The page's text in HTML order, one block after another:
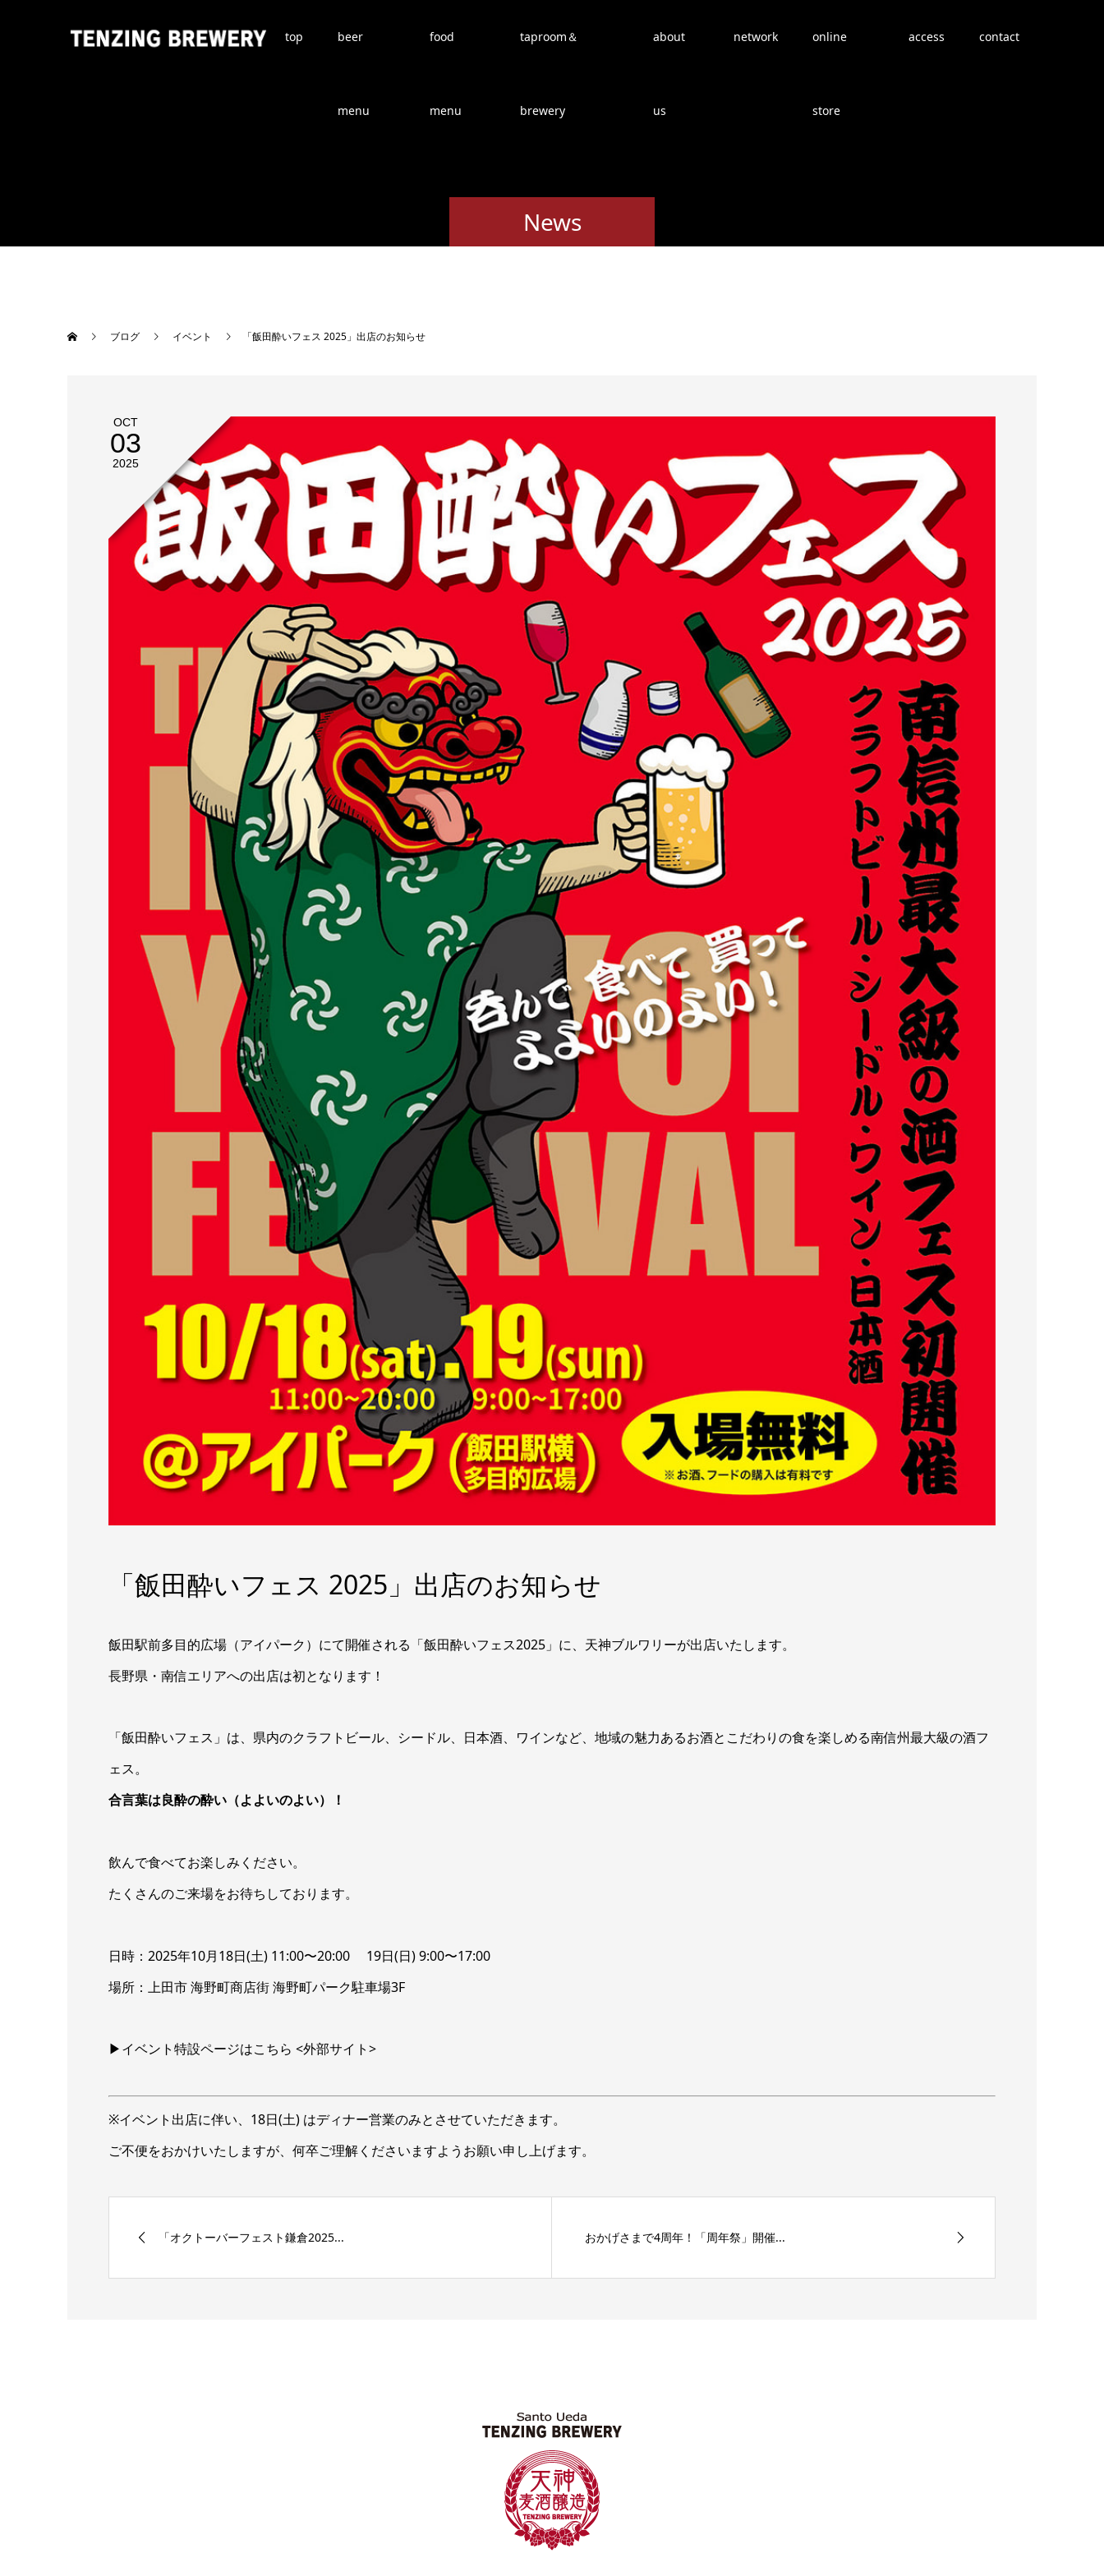
top beer
menu
food
menu
taproom＆
brewery
about
us
network online
store
access contact
News
ブログ イベント 「飯田酔いフェス 2025」出店のお知らせ
OCT
03
2025
「飯田酔いフェス 2025」出店のお知らせ
飯田駅前多目的広場（アイパーク）にて開催される「飯田酔いフェス2025」に、天神ブルワリーが出店いたします。
長野県・南信エリアへの出店は初となります！
「飯田酔いフェス」は、県内のクラフトビール、シードル、日本酒、ワインなど、地域の魅力あるお酒とこだわりの食を楽しめる南信州最大級の酒フ
ェス。
合言葉は良酔の酔い（よよいのよい）！
飲んで食べてお楽しみください。
たくさんのご来場をお待ちしております。
日時：2025年10月18日(土) 11:00〜20:00 19日(日) 9:00〜17:00
場所：上田市 海野町商店街 海野町パーク駐車場3F
▶︎イベント特設ページはこちら <外部サイト>
※イベント出店に伴い、18日(土) はディナー営業のみとさせていただきます。
ご不便をおかけいたしますが、何卒ご理解くださいますようお願い申し上げます。
「オクトーバーフェスト鎌倉2025... おかげさまで4周年！「周年祭」開催...